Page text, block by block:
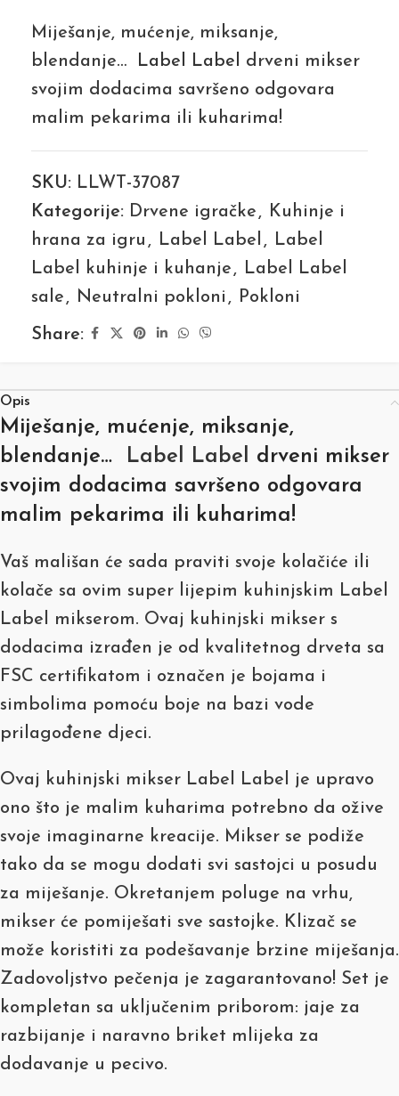
Miješanje, mućenje, miksanje,
blendanje…
Label Label
drveni mikser
svojim dodacima savršeno odgovara
malim pekarima ili kuharima!
SKU: LLWT-37087
Kategorije: Drvene igračke , Kuhinje i
hrana za igru , Label Label , Label
Label kuhinje i kuhanje , Label Label
sale , Neutralni pokloni , Pokloni
Share:
Opis
Miješanje, mućenje, miksanje,
blendanje…
Label Label
drveni mikser
svojim dodacima savršeno odgovara
malim pekarima ili kuharima!
Vaš mališan će sada praviti svoje kolačiće ili
kolače sa ovim super lijepim kuhinjskim Label
Label mikserom. Ovaj kuhinjski mikser s
dodacima izrađen je od kvalitetnog drveta sa
FSC certifikatom i označen je bojama i
simbolima pomoću boje na bazi vode
prilagođene djeci.
Ovaj kuhinjski mikser Label Label je upravo
ono što je malim kuharima potrebno da ožive
svoje imaginarne kreacije. Mikser se podiže
tako da se mogu dodati svi sastojci u posudu
za miješanje. Okretanjem poluge na vrhu,
mikser će pomiješati sve sastojke. Klizač se
može koristiti za podešavanje brzine miješanja.
Zadovoljstvo pečenja je zagarantovano! Set je
kompletan sa uključenim priborom: jaje za
razbijanje i naravno briket mlijeka za
dodavanje u pecivo.